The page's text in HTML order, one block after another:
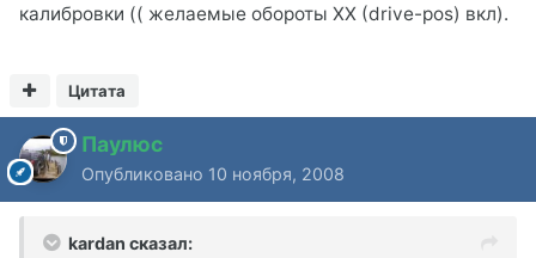
калибровки (( желаемые обороты ХХ (drive-pos) вкл).
Цитата
Паулюс
Опубликовано 10 ноября, 2008
kardan сказал: